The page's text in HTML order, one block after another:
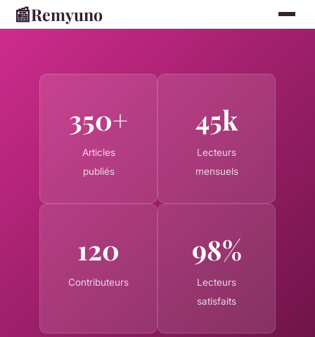
📰Remyuno
350+
Articles
publiés
45k
Lecteurs
mensuels
120
Contributeurs
98%
Lecteurs
satisfaits